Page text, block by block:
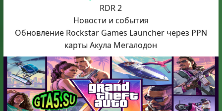
RDR 2
Новости и события
Обновление Rockstar Games Launcher через PPN
карты Акула Мегалодон